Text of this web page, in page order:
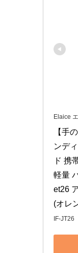
Elaice
【手
ンデ
ド 携
軽量
et26
(オレ
IF-JT26